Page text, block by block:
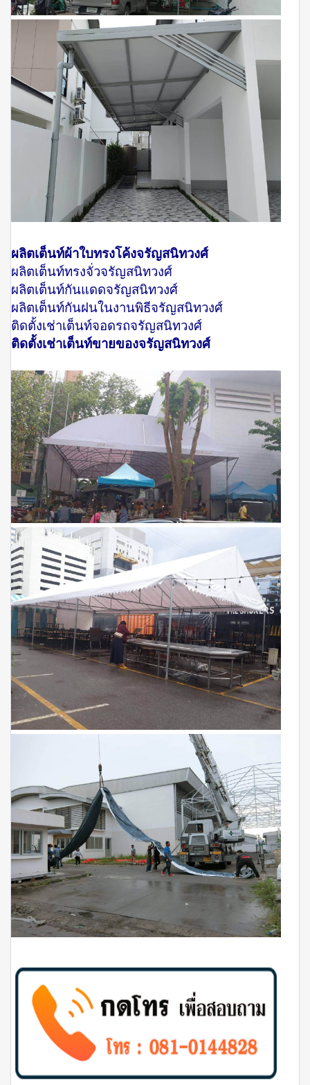
ผลิตเต็นท์ผ้าใบทรงโค้งจรัญสนิทวงศ์
ผลิตเต็นท์ทรงจั่วจรัญสนิทวงศ์
ผลิตเต็นท์กันแดดจรัญสนิทวงศ์
ผลิตเต็นท์กันฝนในงานพิธีจรัญสนิทวงศ์
ติดตั้งเช่าเต็นท์จอดรถจรัญสนิทวงศ์
ติดตั้งเช่าเต็นท์ขายของจรัญสนิทวงศ์